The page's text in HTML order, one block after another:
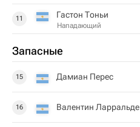
11 Гастон Тоньи
Нападающий
Запасные
15 Дамиан Перес
16 Валентин Ларральде